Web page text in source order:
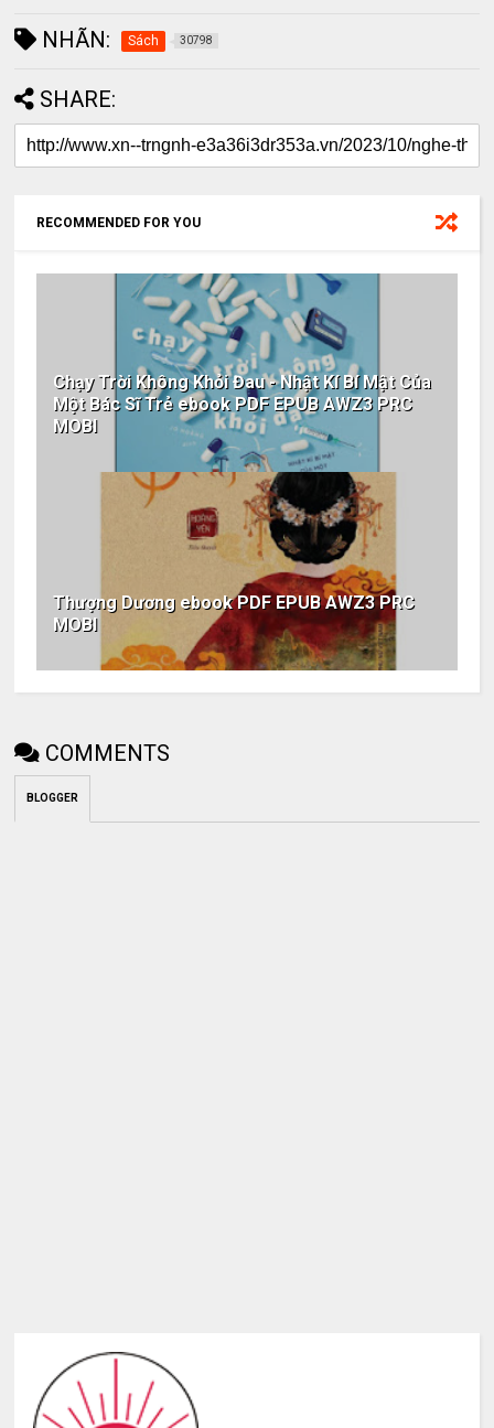
NHÃN: Sách 30798
SHARE:
RECOMMENDED FOR YOU
Chạy Trời Không Khỏi Đau - Nhật Kí Bí Mật Của
Một Bác Sĩ Trẻ ebook PDF EPUB AWZ3 PRC
MOBI
Thượng Dương ebook PDF EPUB AWZ3 PRC
MOBI
COMMENTS
BLOGGER